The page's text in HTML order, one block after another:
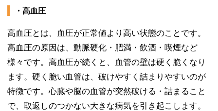
・高血圧
高血圧とは、血圧が正常値より高い状態のことです。
高血圧の原因は、動脈硬化・肥満・飲酒・喫煙など
様々です。高血圧が続くと、血管の壁は硬く脆くなり
ます。硬く脆い血管は、破けやすく詰まりやすいのが
特徴です。心臓や脳の血管が突然破ける・詰まること
で、取返しのつかない大きな病気を引き起こします。